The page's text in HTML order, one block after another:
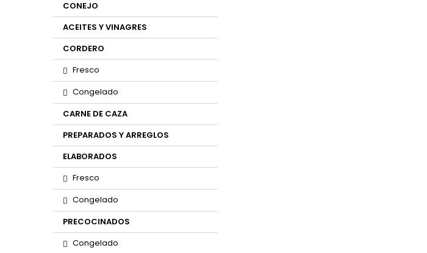
CONEJO
ACEITES Y VINAGRES
CORDERO
Fresco
Congelado
CARNE DE CAZA
PREPARADOS Y ARREGLOS
ELABORADOS
Fresco
Congelado
PRECOCINADOS
Congelado